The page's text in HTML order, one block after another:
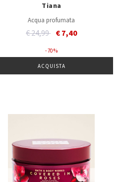
Tiana
Acqua profumata
Price reduced from
€ 24,99to€ 7,40
- 70 %
ACQUISTA